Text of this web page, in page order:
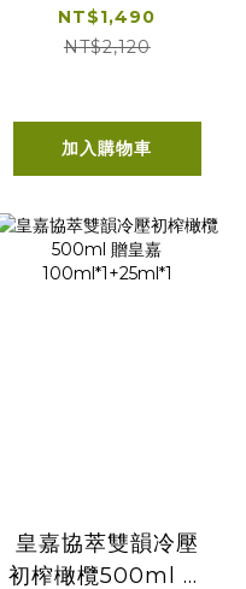
榨橄欖油Picual
500ml贈皇嘉
NT$1,490
NT$2,120
加入購物車
皇嘉協萃雙韻冷壓
初榨橄欖500ml 贈